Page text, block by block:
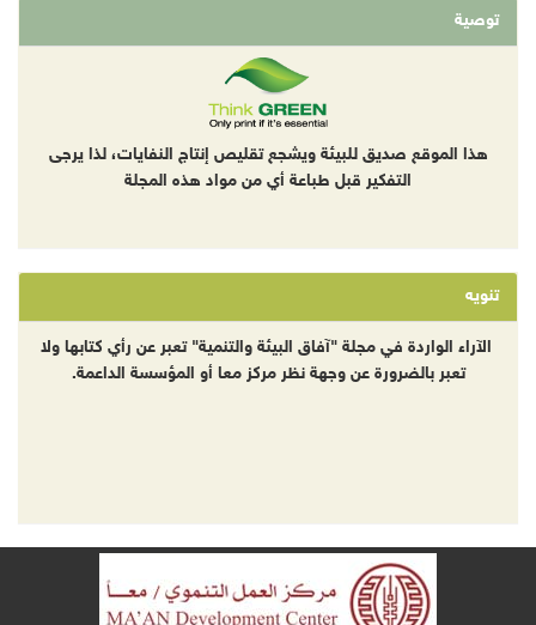
توصية
هذا الموقع صديق للبيئة ويشجع تقليص إنتاج النفايات، لذا يرجى
التفكير قبل طباعة أي من مواد هذه المجلة
تنويه
الآراء الواردة في مجلة "آفاق البيئة والتنمية" تعبر عن رأي كتابها ولا
تعبر بالضرورة عن وجهة نظر مركز معا أو المؤسسة الداعمة.